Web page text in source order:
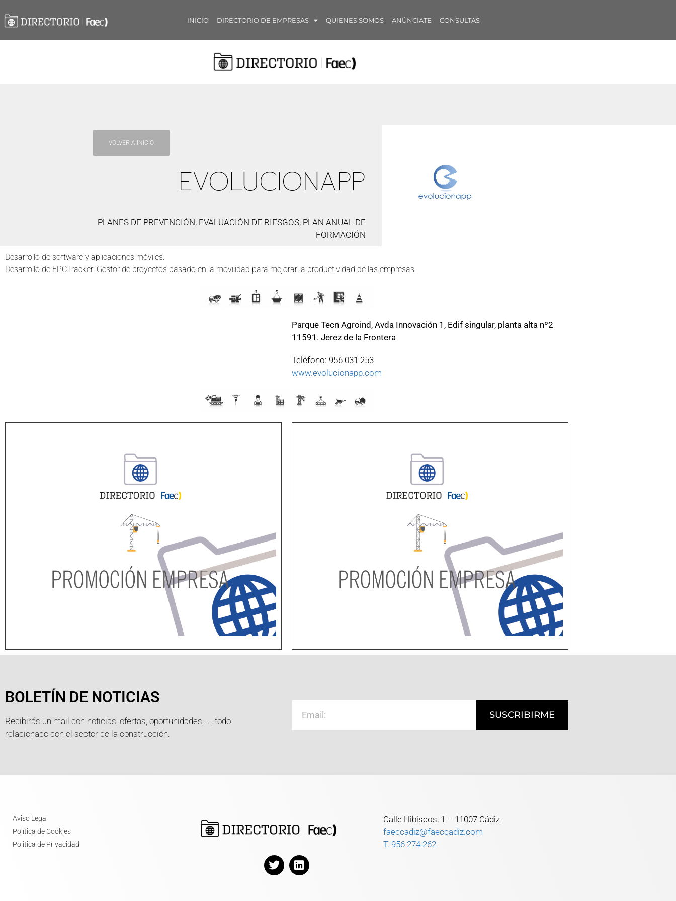
INICIO DIRECTORIO DE EMPRESAS QUIENES SOMOS ANÚNCIATE CONSULTAS
VOLVER A INICIO
EVOLUCIONAPP
PLANES DE PREVENCIÓN, EVALUACIÓN DE RIESGOS, PLAN ANUAL DE
FORMACIÓN
Desarrollo de software y aplicaciones móviles.
Desarrollo de EPCTracker: Gestor de proyectos basado en la movilidad para mejorar la productividad de las empresas.
Parque Tecn Agroind, Avda Innovación 1, Edif singular, planta alta nº2
11591. Jerez de la Frontera
Teléfono: 956 031 253
www.evolucionapp.com
BOLETÍN DE NOTICIAS
Recibirás un mail con noticias, ofertas, oportunidades, …, todo
relacionado con el sector de la construcción.
SUSCRIBIRME
Aviso Legal
Política de Cookies
Politica de Privacidad
Calle Hibiscos, 1 – 11007 Cádiz
faeccadiz@faeccadiz.com
T. 956 274 262